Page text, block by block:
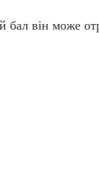
бал він може